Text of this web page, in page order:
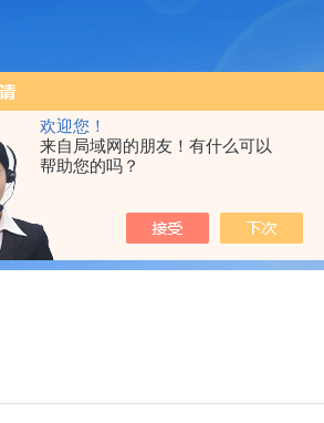
欢迎您！
来自局域网的朋友！有什么可以
帮助您的吗？